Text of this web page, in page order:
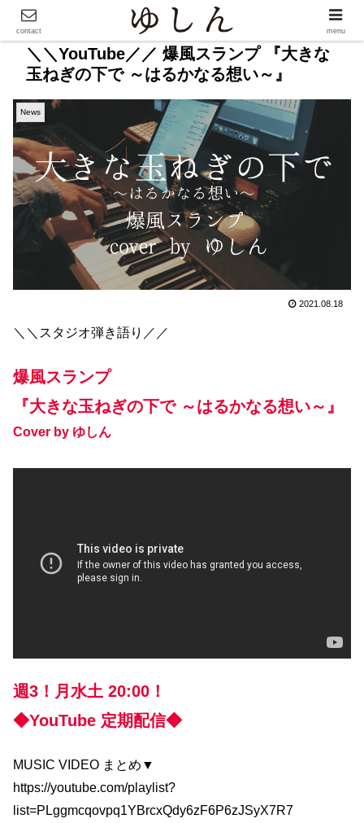
＼＼YouTube／／ 爆風スランプ 『大きな
玉ねぎの下で ～はるかなる想い～』
News
2021.08.18
＼＼スタジオ弾き語り／／
爆風スランプ
『大きな玉ねぎの下で ～はるかなる想い～』
Cover by ゆしん
週3！月水土 20:00！
◆YouTube 定期配信◆
MUSIC VIDEO まとめ▼
https://youtube.com/playlist?
list=PLggmcqovpq1YBrcxQdy6zF6P6zJSyX7R7
contact menu